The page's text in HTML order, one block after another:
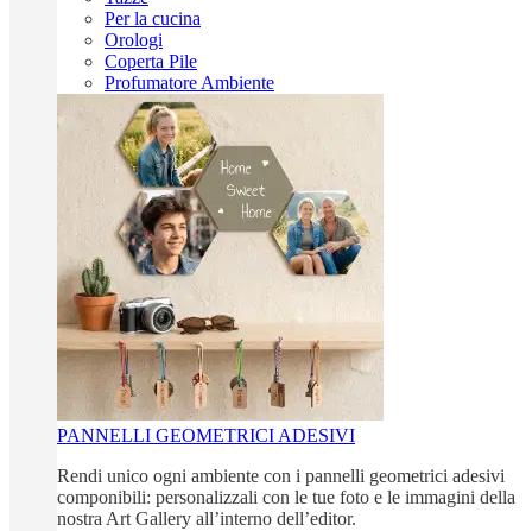
Per la cucina
Orologi
Coperta Pile
Profumatore Ambiente
PANNELLI GEOMETRICI ADESIVI
Rendi unico ogni ambiente con i pannelli geometrici adesivi
componibili: personalizzali con le tue foto e le immagini della
nostra Art Gallery all’interno dell’editor.